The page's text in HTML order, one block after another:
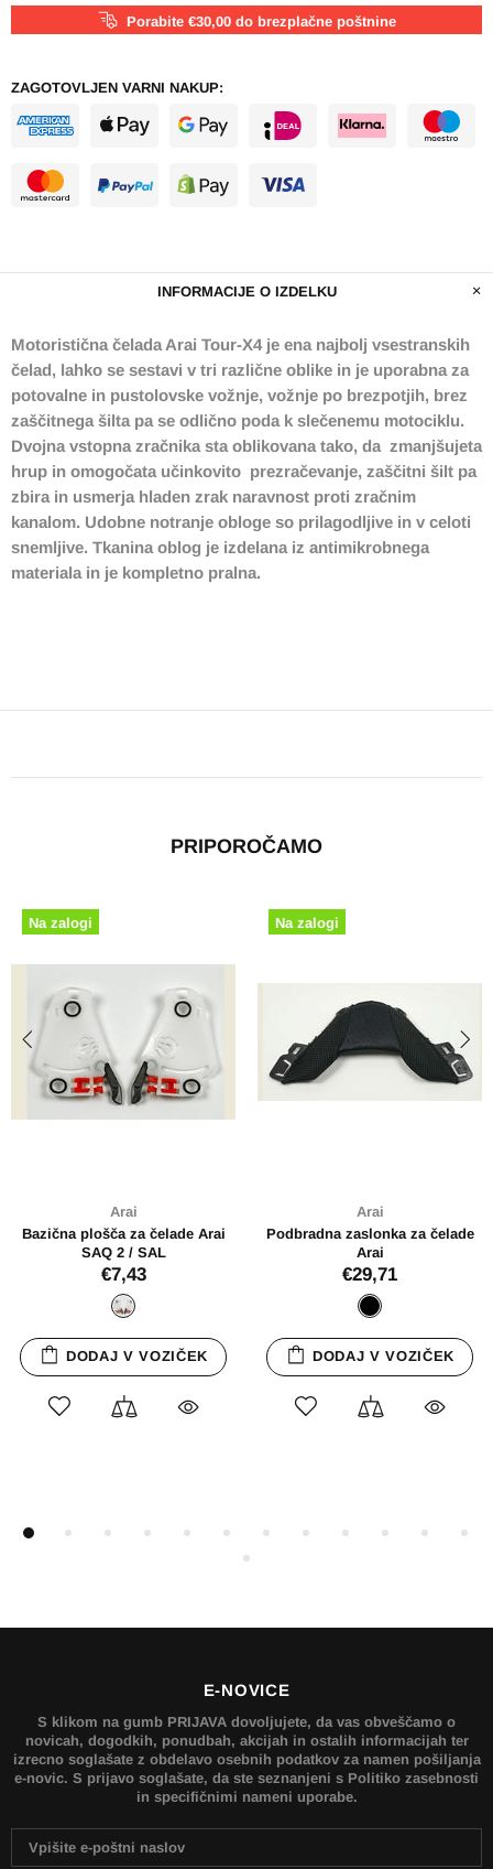
Porabite €30,00 do brezplačne poštnine
ZAGOTOVLJEN VARNI NAKUP:
INFORMACIJE O IZDELKU
Motoristična čelada Arai Tour-X4 je ena najbolj vsestranskih
čelad, lahko se sestavi v tri različne oblike in je uporabna za
potovalne in pustolovske vožnje, vožnje po brezpotjih, brez
zaščitnega šilta pa se odlično poda k slečenemu motociklu.
Dvojna vstopna zračnika sta oblikovana tako, da zmanjšujeta
hrup in omogočata učinkovito prezračevanje, zaščitni šilt pa
zbira in usmerja hladen zrak naravnost proti zračnim
kanalom. Udobne notranje obloge so prilagodljive in v celoti
snemljive. Tkanina oblog je izdelana iz antimikrobnega
materiala in je kompletno pralna.
PRIPOROČAMO
Na zalogi
Arai
plošča za čelade Arai
SAQ 2 / SAL
€7,43
DODAJ V VOZIČEK
Na zalogi
Arai
Podbradna zaslonka za čelade
Arai
€29,71
DODAJ V VOZIČEK
E-NOVICE
S klikom na gumb PRIJAVA dovoljujete, da vas obveščamo o
novicah, dogodkih, ponudbah, akcijah in ostalih informacijah ter
izrecno soglašate z obdelavo osebnih podatkov za namen pošiljanja
e-novic. S prijavo soglašate, da ste seznanjeni s Politiko zasebnosti
in specifičnimi nameni uporabe.